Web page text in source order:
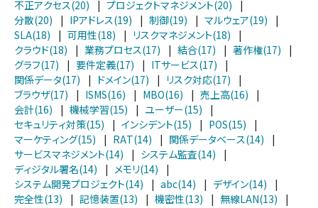
不正アクセス(20)
| プロジェクトマネジメント(20)
|
分散(20)
| IPアドレス(19) | 制御(19) | マルウェア(19)
|
SLA(18)
| 可用性(18) | リスクマネジメント(18)
|
クラウド(18)
| 業務プロセス(17) | 結合(17) | 著作権(17)
|
グラフ(17)
| 要件定義(17) | ITサービス(17)
|
関係データ(17)
| ドメイン(17) | リスク対応(17)
|
ブラウザ(17)
| ISMS(16) | MBO(16) | 売上高(16)
|
会計(16)
| 機械学習(15) | ユーザー(15)
|
セキュリティ対策(15)
| インシデント(15) | POS(15)
|
マーケティング(15)
| RAT(14) | 関係データベース(14)
|
サービスマネジメント(14)
| システム監査(14)
|
ディジタル署名(14)
| メモリ(14)
|
システム開発プロジェクト(14)
| abc(14) | デザイン(14)
|
完全性(13)
| 記憶装置(13) | 機密性(13) | 無線LAN(13)
|